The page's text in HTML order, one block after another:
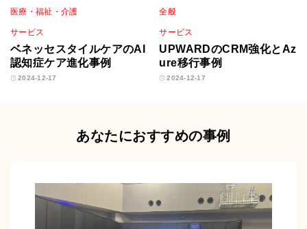
医療・福祉・介護
サービス
ベネッセスタイルケアのAI
認知症ケア進化事例
2024-12-17
全般
サービス
UPWARDのCRM強化とAz
ure移行事例
2024-12-17
あなたにおすすめの事例